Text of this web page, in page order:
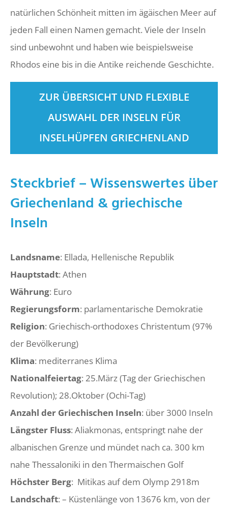
natürlichen Schönheit mitten im ägäischen Meer auf
jeden Fall einen Namen gemacht. Viele der Inseln
sind unbewohnt und haben wie beispielsweise
Rhodos eine bis in die Antike reichende Geschichte.
ZUR ÜBERSICHT UND FLEXIBLE
AUSWAHL DER INSELN FÜR
INSELHÜPFEN GRIECHENLAND
Steckbrief – Wissenswertes über
Griechenland & griechische
Inseln
Landsname: Ellada, Hellenische Republik
Hauptstadt: Athen
Währung: Euro
Regierungsform: parlamentarische Demokratie
Religion: Griechisch-orthodoxes Christentum (97%
der Bevölkerung)
Klima: mediterranes Klima
Nationalfeiertag: 25.März (Tag der Griechischen
Revolution); 28.Oktober (Ochi-Tag)
Anzahl der Griechischen Inseln: über 3000 Inseln
Längster Fluss: Aliakmonas, entspringt nahe der
albanischen Grenze und mündet nach ca. 300 km
nahe Thessaloniki in den Thermaischen Golf
Höchster Berg: Mitikas auf dem Olymp 2918m
Landschaft: – Küstenlänge von 13676 km, von der